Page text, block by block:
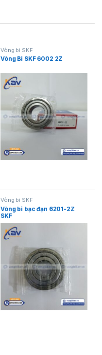
Vòng bi SKF
Vòng Bi SKF 6002 2Z
Vòng bi SKF
Vòng bi bạc đạn 6201-2Z
SKF